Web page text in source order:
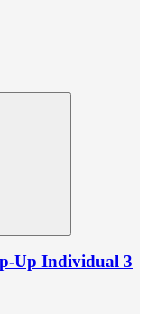
Up Individual 3